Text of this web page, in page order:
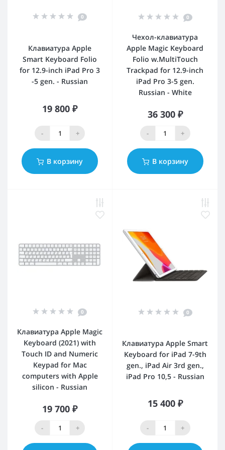
0
Клавиатура Apple
Smart Keyboard Folio
for 12.9-inch iPad Pro 3
-5 gen. - Russian
19 800 ₽
- +
В корзину
0
Чехол-клавиатура
Apple Magic Keyboard
Folio w.MultiTouch
Trackpad for 12.9-inch
iPad Pro 3-5 gen.
Russian - White
36 300 ₽
- +
В корзину
0
Клавиатура Apple Magic
Keyboard (2021) with
Touch ID and Numeric
Keypad for Mac
computers with Apple
silicon - Russian
19 700 ₽
- +
0
Клавиатура Apple Smart
Keyboard for iPad 7-9th
gen., iPad Air 3rd gen.,
iPad Pro 10,5 - Russian
15 400 ₽
- +